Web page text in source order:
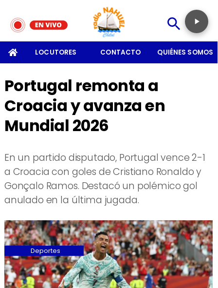
LOCUTORES CONTACTO QUIÉNES SOMOS
Portugal remonta a
Croacia y avanza en
Mundial 2026
En un partido disputado, Portugal vence 2-1
a Croacia con goles de Cristiano Ronaldo y
Gonçalo Ramos. Destacó un polémico gol
anulado en la última jugada.
Deportes